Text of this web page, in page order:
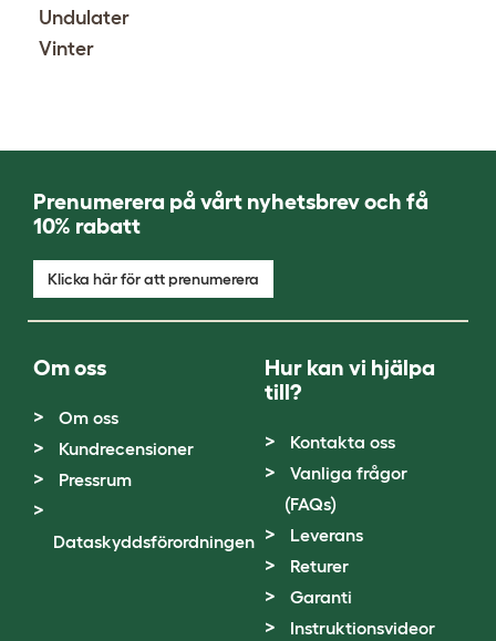
Undulater
Vinter
Prenumerera på vårt nyhetsbrev och få
10% rabatt
Klicka här för att prenumerera
Om oss
Om oss
Kundrecensioner
Pressrum
Dataskyddsförordningen
Hur kan vi hjälpa
till?
Kontakta oss
Vanliga frågor
(FAQs)
Leverans
Returer
Garanti
Instruktionsvideor